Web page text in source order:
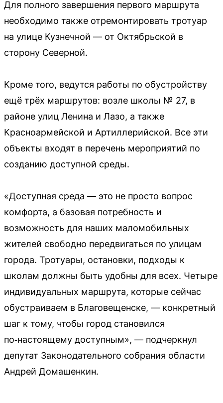
Для полного завершения первого маршрута
необходимо также отремонтировать тротуар
на улице Кузнечной — от Октябрьской в
сторону Северной.
Кроме того, ведутся работы по обустройству
ещё трёх маршрутов: возле школы № 27, в
районе улиц Ленина и Лазо, а также
Красноармейской и Артиллерийской. Все эти
объекты входят в перечень мероприятий по
созданию доступной среды.
«Доступная среда — это не просто вопрос
комфорта, а базовая потребность и
возможность для наших маломобильных
жителей свободно передвигаться по улицам
города. Тротуары, остановки, подходы к
школам должны быть удобны для всех. Четыре
индивидуальных маршрута, которые сейчас
обустраиваем в Благовещенске, — конкретный
шаг к тому, чтобы город становился
по‑настоящему доступным», — подчеркнул
депутат Законодательного собрания области
Андрей Домашенкин.